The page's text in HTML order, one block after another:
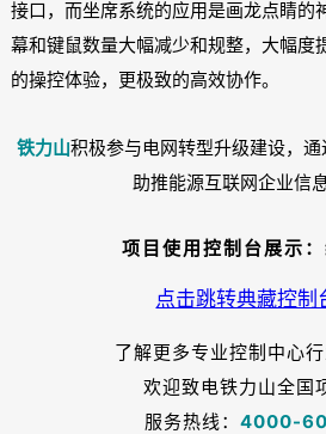
接口，而坐席系统的应用是画龙点睛的
幕和键鼠数量大幅减少和规整，大幅度
的操控体验，更极致的高效协作。
铁力山积极参与电网转型升级建设，通
助推能源互联网企业信
项目使用控制台展示
点击跳转典藏控制
了解更多专业控制中心
欢迎致电铁力山全国
服务热线： 4000-